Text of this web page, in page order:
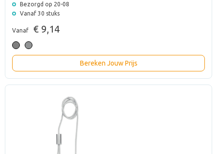
Bezorgd op 20-08
Vanaf 30 stuks
Vanaf € 9,14
Bereken Jouw Prijs